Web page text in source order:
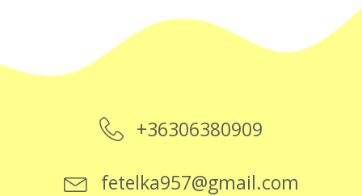
+36306380909
fetelka957@gmail.com